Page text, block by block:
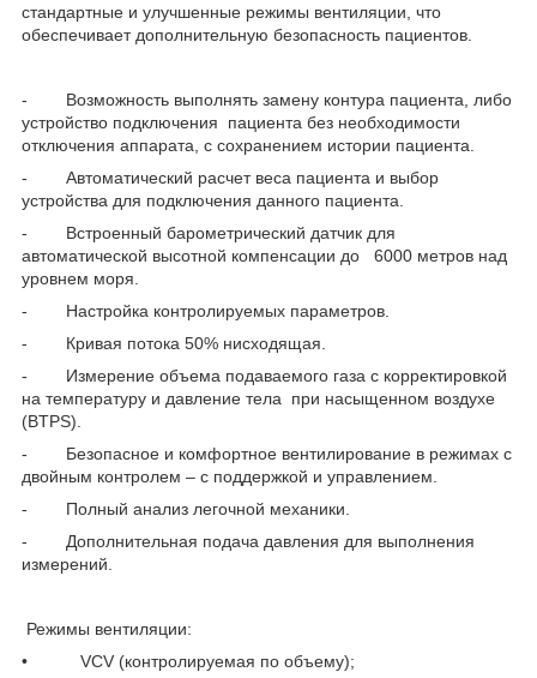
стандартные и улучшенные режимы вентиляции, что
обеспечивает дополнительную безопасность пациентов.
- Возможность выполнять замену контура пациента, либо
устройство подключения пациента без необходимости
отключения аппарата, с сохранением истории пациента.
- Автоматический расчет веса пациента и выбор
устройства для подключения данного пациента.
- Встроенный барометрический датчик для
автоматической высотной компенсации до 6000 метров над
уровнем моря.
- Настройка контролируемых параметров.
- Кривая потока 50% нисходящая.
- Измерение объема подаваемого газа с корректировкой
на температуру и давление тела при насыщенном воздухе
(BTPS).
- Безопасное и комфортное вентилирование в режимах с
двойным контролем – с поддержкой и управлением.
- Полный анализ легочной механики.
- Дополнительная подача давления для выполнения
измерений.
Режимы вентиляции:
• VCV (контролируемая по объему);